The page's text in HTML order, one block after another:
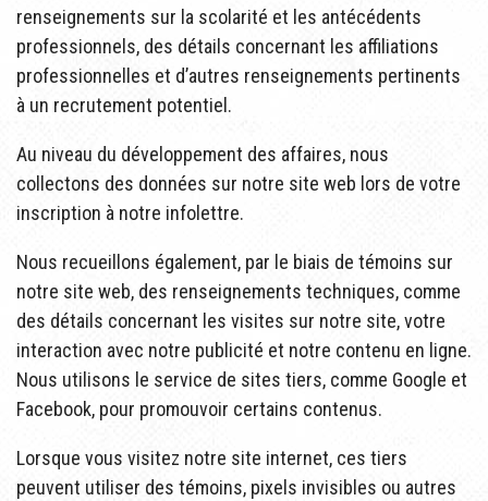
renseignements sur la scolarité et les antécédents
professionnels, des détails concernant les affiliations
professionnelles et d’autres renseignements pertinents
à un recrutement potentiel.
Au niveau du développement des affaires, nous
collectons des données sur notre site web lors de votre
inscription à notre infolettre.
Nous recueillons également, par le biais de témoins sur
notre site web, des renseignements techniques, comme
des détails concernant les visites sur notre site, votre
interaction avec notre publicité et notre contenu en ligne.
Nous utilisons le service de sites tiers, comme Google et
Facebook, pour promouvoir certains contenus.
Lorsque vous visitez notre site internet, ces tiers
peuvent utiliser des témoins, pixels invisibles ou autres